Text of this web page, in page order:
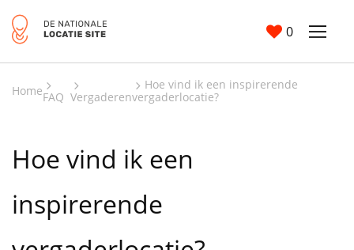
0
HomeFAQ Vergaderen
Hoe vind ik een inspirerende
vergaderlocatie?
Hoe vind ik een
inspirerende